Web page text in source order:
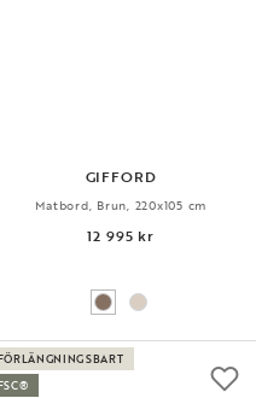
GIFFORD
Matbord, Brun, 220x105 cm
12 995 kr